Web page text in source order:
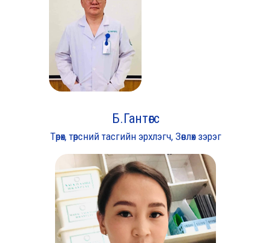
Б.Гантөгс
Төрөх, төрсний тасгийн эрхлэгч, Зөвлөх зэрэг